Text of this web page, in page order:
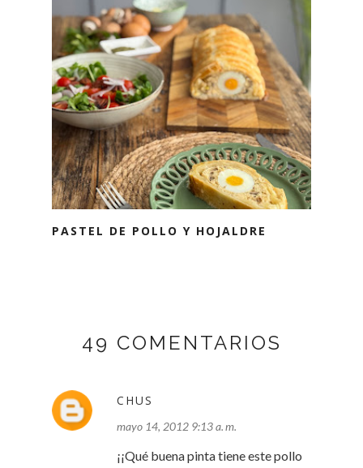
PASTEL DE POLLO Y HOJALDRE
49 COMENTARIOS
CHUS
mayo 14, 2012 9:13 a. m.
¡¡Qué buena pinta tiene este pollo